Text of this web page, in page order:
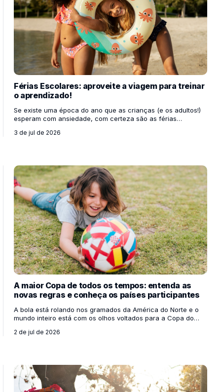
Férias Escolares: aproveite a viagem para treinar
o aprendizado!
Se existe uma época do ano que as crianças (e os adultos!)
esperam com ansiedade, com certeza são as férias
esquecer o despertador por uns dias, se divertir e, acima de
oportunidade ideal para mostrar aos nossos filhos que o
aprendizado não acontece apenas olhando para a lous
3 de jul de 2026
A maior Copa de todos os tempos: entenda as
novas regras e conheça os países participantes
A bola está rolando nos gramados da América do Norte e o
mundo inteiro está com os olhos voltados para a Copa do
vizinhos — Estados Unidos, México e Canadá —, esta edição
mundo, mapas, bandeiras e diferentes culturas. Mas você
sabe por que esta Copa é tão diferente de
2 de jul de 2026